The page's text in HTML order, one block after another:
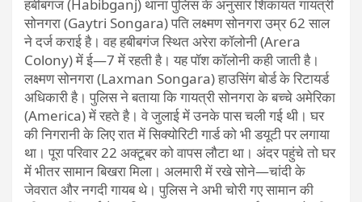
हबीबगंज (Habibganj) थाना पुलिस के अनुसार शिकायत गायत्री
सोनगरा (Gaytri Songara) पति लक्ष्मण सोनगरा उम्र 62 साल
ने दर्ज कराई है। वह हबीबगंज स्थित अरेरा कॉलोनी (Arera
Colony) में ई—7 में रहती है। यह पॉश कॉलोनी कही जाती है।
लक्ष्मण सोनगरा (Laxman Songara) हाउसिंग बोर्ड के रिटायर्ड
अधिकारी है। पुलिस ने बताया कि गायत्री सोनगरा के बच्चे अमेरिका
(America) में रहते है। वे जुलाई में उनके पास चली गई थी। घर
की निगरानी के लिए रात में सिक्योरिटी गार्ड को भी डयूटी पर लगाया
था। पूरा परिवार 22 अक्टूबर को वापस लौटा था। अंदर पहुंचे तो घर
में भीतर सामान बिखरा मिला। अलमारी में रखे सोने—चांदी के
जेवरात और नगदी गायब थे। पुलिस ने अभी चोरी गए सामान की